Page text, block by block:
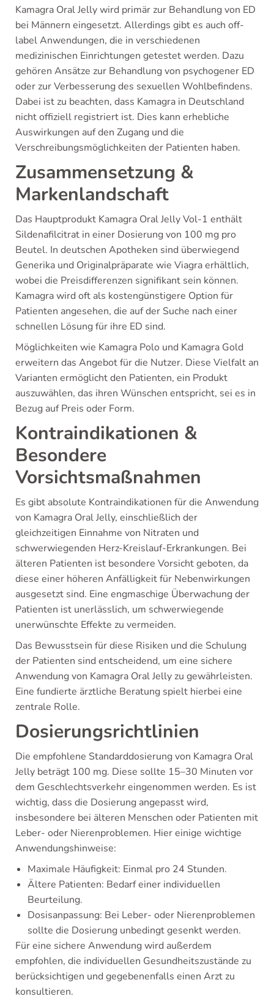
Kamagra Oral Jelly wird primär zur Behandlung von ED
bei Männern eingesetzt. Allerdings gibt es auch off-
label Anwendungen, die in verschiedenen
medizinischen Einrichtungen getestet werden. Dazu
gehören Ansätze zur Behandlung von psychogener ED
oder zur Verbesserung des sexuellen Wohlbefindens.
Dabei ist zu beachten, dass Kamagra in Deutschland
nicht offiziell registriert ist. Dies kann erhebliche
Auswirkungen auf den Zugang und die
Verschreibungsmöglichkeiten der Patienten haben.
Zusammensetzung &
Markenlandschaft
Das Hauptprodukt Kamagra Oral Jelly Vol-1 enthält
Sildenafilcitrat in einer Dosierung von 100 mg pro
Beutel. In deutschen Apotheken sind überwiegend
Generika und Originalpräparate wie Viagra erhältlich,
wobei die Preisdifferenzen signifikant sein können.
Kamagra wird oft als kostengünstigere Option für
Patienten angesehen, die auf der Suche nach einer
schnellen Lösung für ihre ED sind.
Möglichkeiten wie Kamagra Polo und Kamagra Gold
erweitern das Angebot für die Nutzer. Diese Vielfalt an
Varianten ermöglicht den Patienten, ein Produkt
auszuwählen, das ihren Wünschen entspricht, sei es in
Bezug auf Preis oder Form.
Kontraindikationen &
Besondere
Vorsichtsmaßnahmen
Es gibt absolute Kontraindikationen für die Anwendung
von Kamagra Oral Jelly, einschließlich der
gleichzeitigen Einnahme von Nitraten und
schwerwiegenden Herz-Kreislauf-Erkrankungen. Bei
älteren Patienten ist besondere Vorsicht geboten, da
diese einer höheren Anfälligkeit für Nebenwirkungen
ausgesetzt sind. Eine engmaschige Überwachung der
Patienten ist unerlässlich, um schwerwiegende
unerwünschte Effekte zu vermeiden.
Das Bewusstsein für diese Risiken und die Schulung
der Patienten sind entscheidend, um eine sichere
Anwendung von Kamagra Oral Jelly zu gewährleisten.
Eine fundierte ärztliche Beratung spielt hierbei eine
zentrale Rolle.
Dosierungsrichtlinien
Die empfohlene Standarddosierung von Kamagra Oral
Jelly beträgt 100 mg. Diese sollte 15–30 Minuten vor
dem Geschlechtsverkehr eingenommen werden. Es ist
wichtig, dass die Dosierung angepasst wird,
insbesondere bei älteren Menschen oder Patienten mit
Leber- oder Nierenproblemen. Hier einige wichtige
Anwendungshinweise:
Maximale Häufigkeit: Einmal pro 24 Stunden.
Ältere Patienten: Bedarf einer individuellen
Beurteilung.
Dosisanpassung: Bei Leber- oder Nierenproblemen
sollte die Dosierung unbedingt gesenkt werden.
Für eine sichere Anwendung wird außerdem
empfohlen, die individuellen Gesundheitszustände zu
berücksichtigen und gegebenenfalls einen Arzt zu
konsultieren.